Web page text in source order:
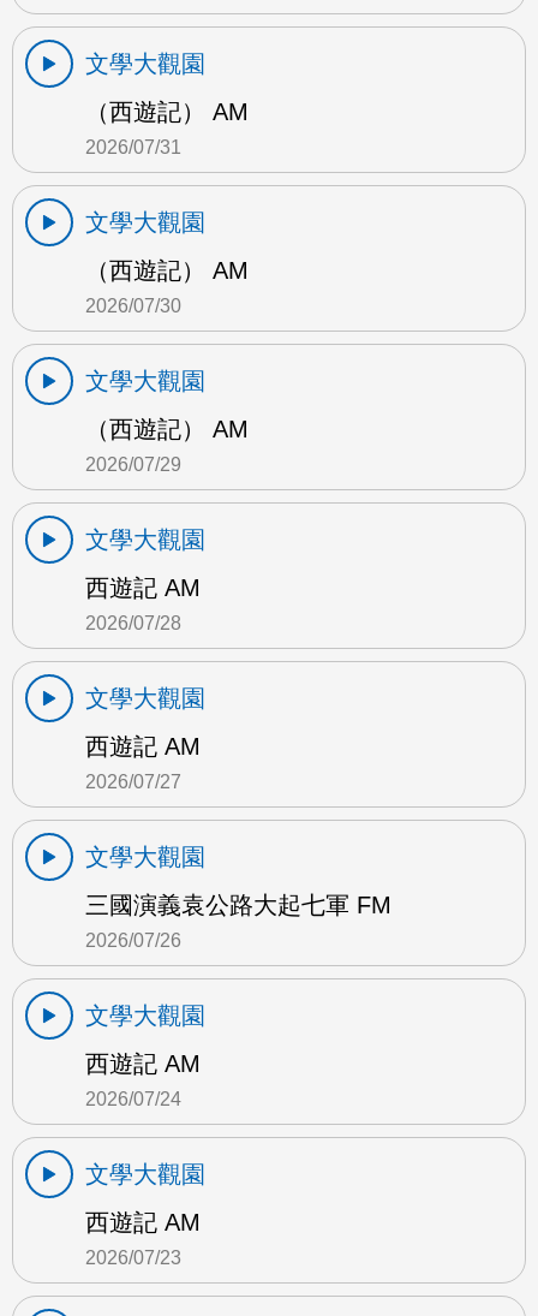
文學大觀園
（西遊記） AM
2026/07/31
文學大觀園
（西遊記） AM
2026/07/30
文學大觀園
（西遊記） AM
2026/07/29
文學大觀園
西遊記 AM
2026/07/28
文學大觀園
西遊記 AM
2026/07/27
文學大觀園
三國演義袁公路大起七軍 FM
2026/07/26
文學大觀園
西遊記 AM
2026/07/24
文學大觀園
西遊記 AM
2026/07/23